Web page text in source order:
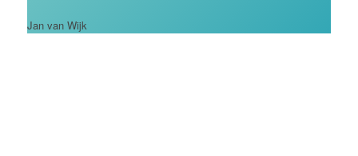
Jan van Wijk